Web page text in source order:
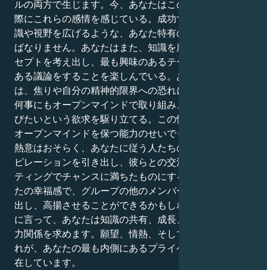
ルの両方で生じます。今、あなたはこの環境にいて、実
際にこれらの感情を感じている。成功するためには、知
識や視野を広げるような、あなた特有のことをしなけれ
ばなりません。あなたはまた、知識を広げ、新しいコン
セプトを考え出し、最も興味のあるテーマについて実り
ある議論をすることを楽しんでいる。あなたの好奇心
は、焦りや自分の精神的限界への恐れにもかかわらず、
何事にもオープンマインドで取り組み、異なる視点を学
びたいという欲求を駆り立てる。この性質は、あなたの
オープンマインドを保つ能力のせいでもある。あなたの
熱意はおそらく、あなたに従う人たちのやる気とインス
ピレーションを引き出し、彼らとの交流をよりエキサイ
ティングでチャンスに満ちたものにするでしょう。あな
たの幸福感で、グループの他のメンバーのやる気を引き
出し、高揚させることができるかもしれません。一般的
に言って、あなたは知識の共有、成長、冒険心を育む協
力関係を求めます。願望、情熱、そして自由への深い憧
れが、あなたの最も内側にあるプライベートな領域に存
在しています。